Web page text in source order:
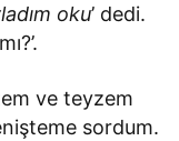
oku’ dedi.
ve teyzem
sordum.